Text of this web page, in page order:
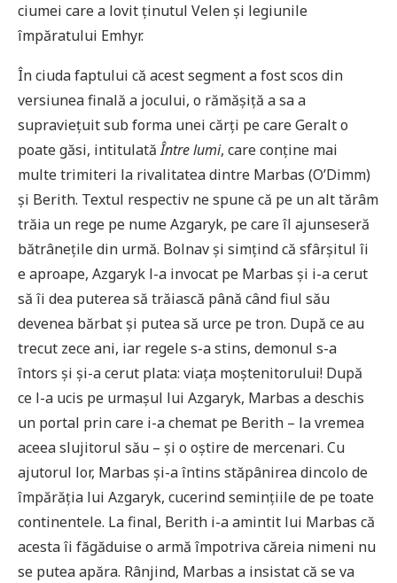
ciumei care a lovit ţinutul Velen şi legiunile
împăratului Emhyr.
În ciuda faptului că acest segment a fost scos din
versiunea finală a jocului, o rămășiță a sa a
supraviețuit sub forma unei cărți pe care Geralt o
poate găsi, intitulatăÎntre lumi, care conține mai
multe trimiteri la rivalitatea dintre Marbas (O’Dimm)
și Berith. Textul respectiv ne spune că pe un alt tărâm
trăia un rege pe nume Azgaryk, pe care îl ajunseseră
bătrânețile din urmă. Bolnav şi simțind că sfârșitul îi
e aproape, Azgaryk l-a invocat pe Marbas și i-a cerut
să îi dea puterea să trăiască până când fiul său
devenea bărbat și putea să urce pe tron. După ce au
trecut zece ani, iar regele s-a stins, demonul s-a
întors și și-a cerut plata: viața moștenitorului! După
ce l-a ucis pe urmașul lui Azgaryk, Marbas a deschis
un portal prin care i-a chemat pe Berith – la vremea
aceea slujitorul său – și o oștire de mercenari. Cu
ajutorul lor, Marbas și-a întins stăpânirea dincolo de
împărăția lui Azgaryk, cucerind semințiile de pe toate
continentele. La final, Berith i-a amintit lui Marbas că
acesta îi făgăduise o armă împotriva căreia nimeni nu
se putea apăra. Rânjind, Marbas a insistat că se va